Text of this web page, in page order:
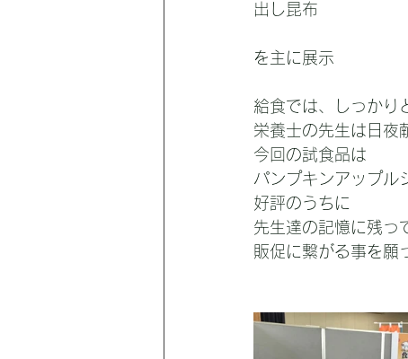
出し昆布
を主に展示
給食では、しっかり
栄養士の先生は日夜
今回の試食品は
パンプキンアップル
好評のうちに
先生達の記憶に残っ
販促に繋がる事を願